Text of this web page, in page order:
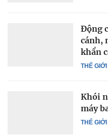
THẾ
Động
cánh,
khẩn
THẾ GIỚI
Khói
máy